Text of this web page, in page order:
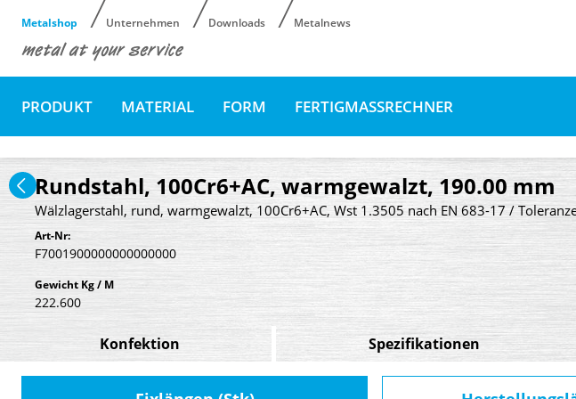
Metalshop Unternehmen Downloads Metalnews
PRODUKT MATERIAL FORM FERTIGMASSRECHNER
Rundstahl, 100Cr6+AC, warmgewalzt, 190.00 mm
Wälzlagerstahl, rund, warmgewalzt, 100Cr6+AC, Wst 1.3505 nach EN 683-17 /
Art-Nr:
F7001900000000000000
Gewicht Kg / M
222.600
Konfektion Spezifikationen